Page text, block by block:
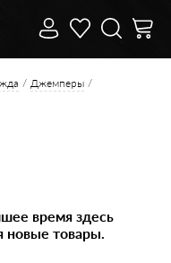
Джемперы
время здесь
новые товары.